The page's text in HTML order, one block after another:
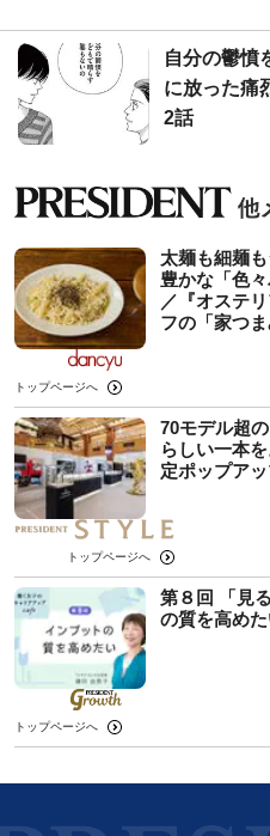
自分の鬱憤
に放った
2話
太麺も細麺
豊かな「色
／『オステ
フの「家つま
トップページへ
70モデル超
らしい一本
定ポップア
トップページへ
第８回 「見
の質を高めた
トップページへ